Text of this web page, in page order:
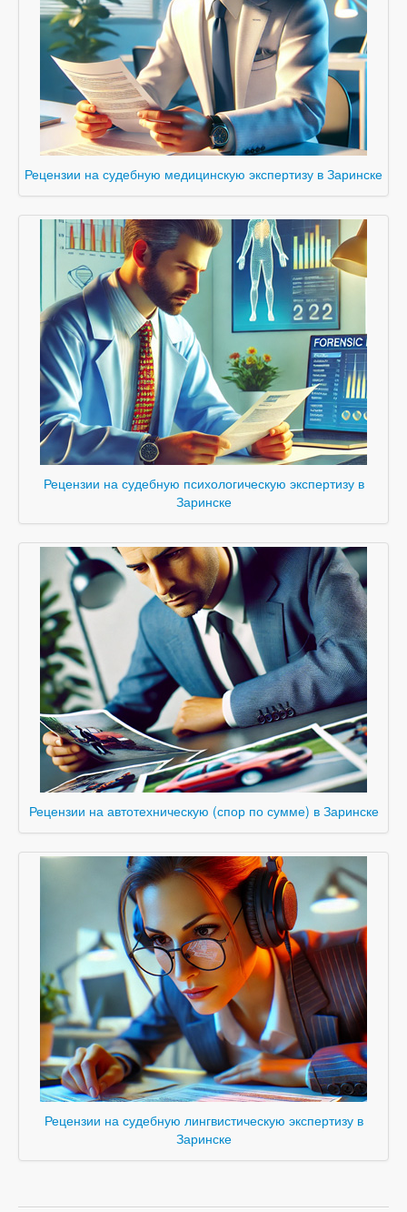
Рецензии на судебную медицинскую экспертизу в Заринске
Рецензии на судебную психологическую экспертизу в
Заринске
Рецензии на автотехническую (спор по сумме) в Заринске
Рецензии на судебную лингвистическую экспертизу в
Заринске